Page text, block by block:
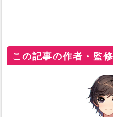
この記事の作者・監修